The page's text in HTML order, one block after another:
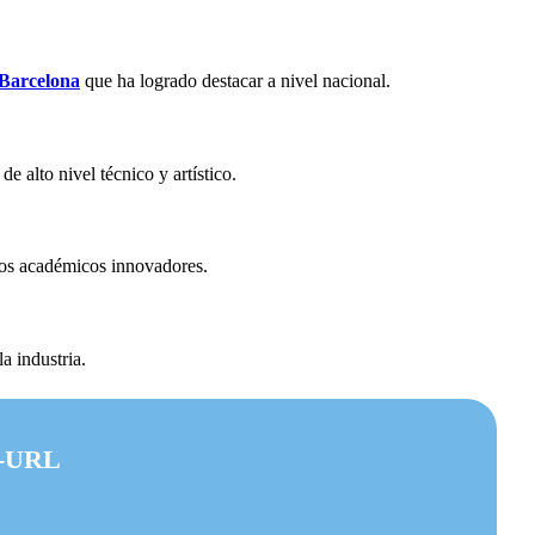
que ha logrado destacar a nivel nacional.
alto nivel técnico y artístico.
académicos innovadores.
industria.